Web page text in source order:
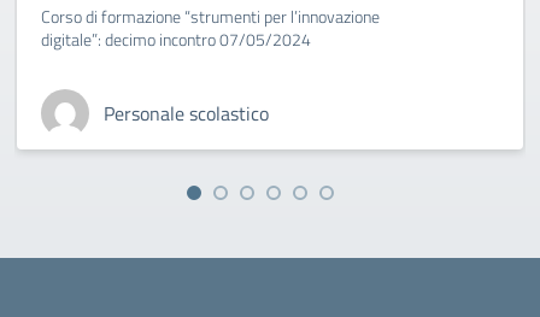
Corso di formazione “strumenti per l’innovazione
digitale”: decimo incontro 07/05/2024
Personale scolastico